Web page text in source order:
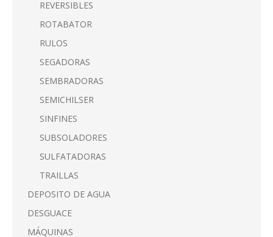
REVERSIBLES
ROTABATOR
RULOS
SEGADORAS
SEMBRADORAS
SEMICHILSER
SINFINES
SUBSOLADORES
SULFATADORAS
TRAILLAS
DEPOSITO DE AGUA
DESGUACE
MÁQUINAS